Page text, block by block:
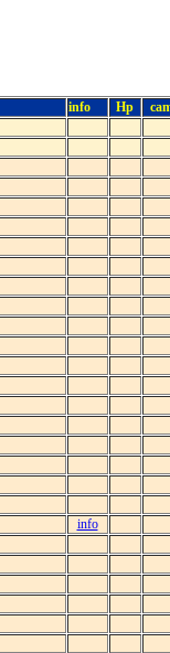
info Hp
info